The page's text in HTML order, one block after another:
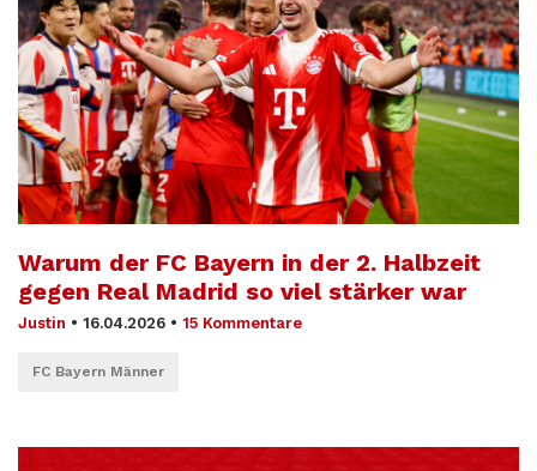
Warum der FC Bayern in der 2. Halbzeit
gegen Real Madrid so viel stärker war
Justin • 16.04.2026 • 15 Kommentare
FC Bayern Männer